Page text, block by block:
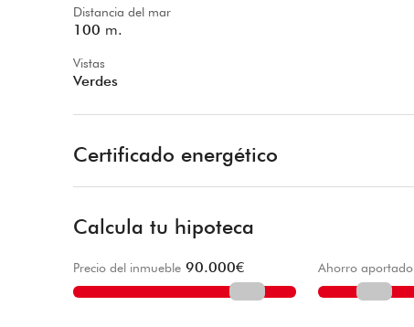
Distancia del mar
100 m.
Vistas
Verdes
Certificado energético
Calcula tu hipoteca
Precio del inmueble 90.000€ Ahorro aportado